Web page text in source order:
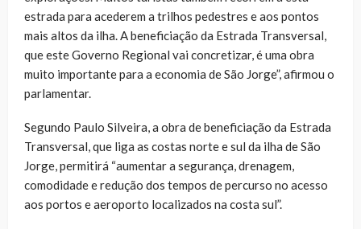
estrada para acederem a trilhos pedestres e aos pontos
mais altos da ilha. A beneficiação da Estrada Transversal,
que este Governo Regional vai concretizar, é uma obra
muito importante para a economia de São Jorge”, afirmou o
parlamentar.
Segundo Paulo Silveira, a obra de beneficiação da Estrada
Transversal, que liga as costas norte e sul da ilha de São
Jorge, permitirá “aumentar a segurança, drenagem,
comodidade e redução dos tempos de percurso no acesso
aos portos e aeroporto localizados na costa sul”.